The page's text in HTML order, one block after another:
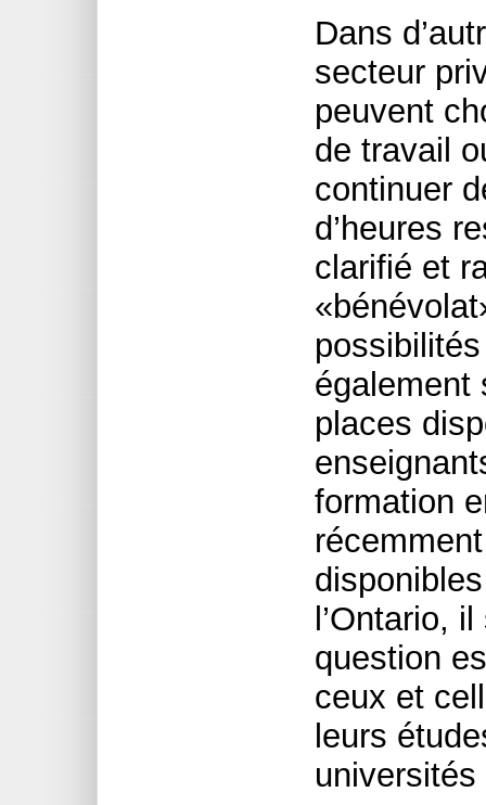
Dans
secteur
peuvent
de travail
continuer
d’heures
clarifié et
également
places
formation
l’Ontario,
question
ceux et
leurs
universités